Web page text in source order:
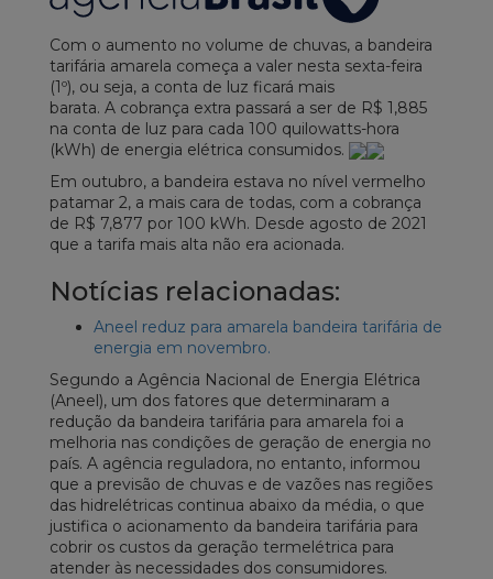
Com o aumento no volume de chuvas, a bandeira
tarifária amarela começa a valer nesta sexta-feira
(1º), ou seja, a conta de luz ficará mais
barata. A cobrança extra passará a ser de R$ 1,885
na conta de luz para cada 100 quilowatts-hora
(kWh) de energia elétrica consumidos.
Em outubro, a bandeira estava no nível vermelho
patamar 2, a mais cara de todas, com a cobrança
de R$ 7,877 por 100 kWh. Desde agosto de 2021
que a tarifa mais alta não era acionada.
Notícias relacionadas:
Aneel reduz para amarela bandeira tarifária de
energia em novembro.
Segundo a Agência Nacional de Energia Elétrica
(Aneel), um dos fatores que determinaram a
redução da bandeira tarifária para amarela foi a
melhoria nas condições de geração de energia no
país. A agência reguladora, no entanto, informou
que a previsão de chuvas e de vazões nas regiões
das hidrelétricas continua abaixo da média, o que
justifica o acionamento da bandeira tarifária para
cobrir os custos da geração termelétrica para
atender às necessidades dos consumidores.